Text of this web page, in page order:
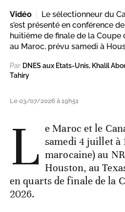
Vidéo
Le sélectionneur du
s’est présenté en conférence
huitième de finale de la Coupe
au Maroc, prévu samedi à
Par DNES aux Etats-Unis, Khalil
Tahiry
Le 03/07/2026 à 19h51
L e Maroc et le
samedi 4 juillet à
marocaine) au
Houston, au
en quarts de finale de la
2026.